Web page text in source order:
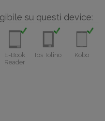
su questi device:
E-Book
Reader
Ibs Tolino Kobo